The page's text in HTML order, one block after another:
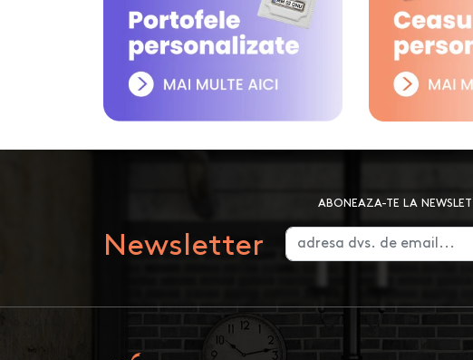
Newsletter
ABONEAZA-TE LA